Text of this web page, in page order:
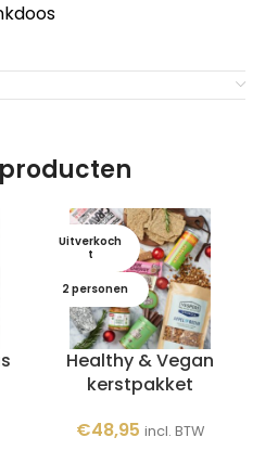
Uitverkoch
t
2 personen
Healthy & Vegan
kerstpakket
€48,95 incl. BTW